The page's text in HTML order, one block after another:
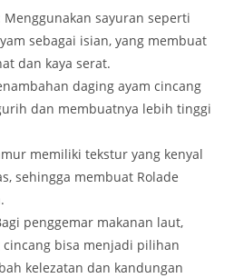
Menggunakan sayuran seperti
sebagai isian, yang membuat
dan kaya serat.
daging ayam cincang
dan membuatnya lebih tinggi
memiliki tekstur yang kenyal
sehingga membuat Rolade
penggemar makanan laut,
bisa menjadi pilihan
kelezatan dan kandungan